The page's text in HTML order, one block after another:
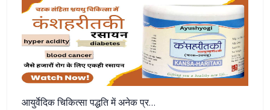
आयुर्वेदिक चिकित्सा पद्धति में अनेक प्र…